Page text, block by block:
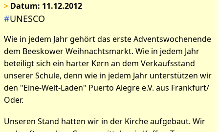
> Datum: 11.12.2012
#UNESCO
Wie in jedem Jahr gehört das erste Adventswochenende
dem Beeskower Weihnachtsmarkt. Wie in jedem Jahr
beteiligt sich ein harter Kern an dem Verkaufsstand
unserer Schule, denn wie in jedem Jahr unterstützen wir
den "Eine-Welt-Laden" Puerto Alegre e.V. aus Frankfurt/
Oder.
Unseren Stand hatten wir in der Kirche aufgebaut. Wir